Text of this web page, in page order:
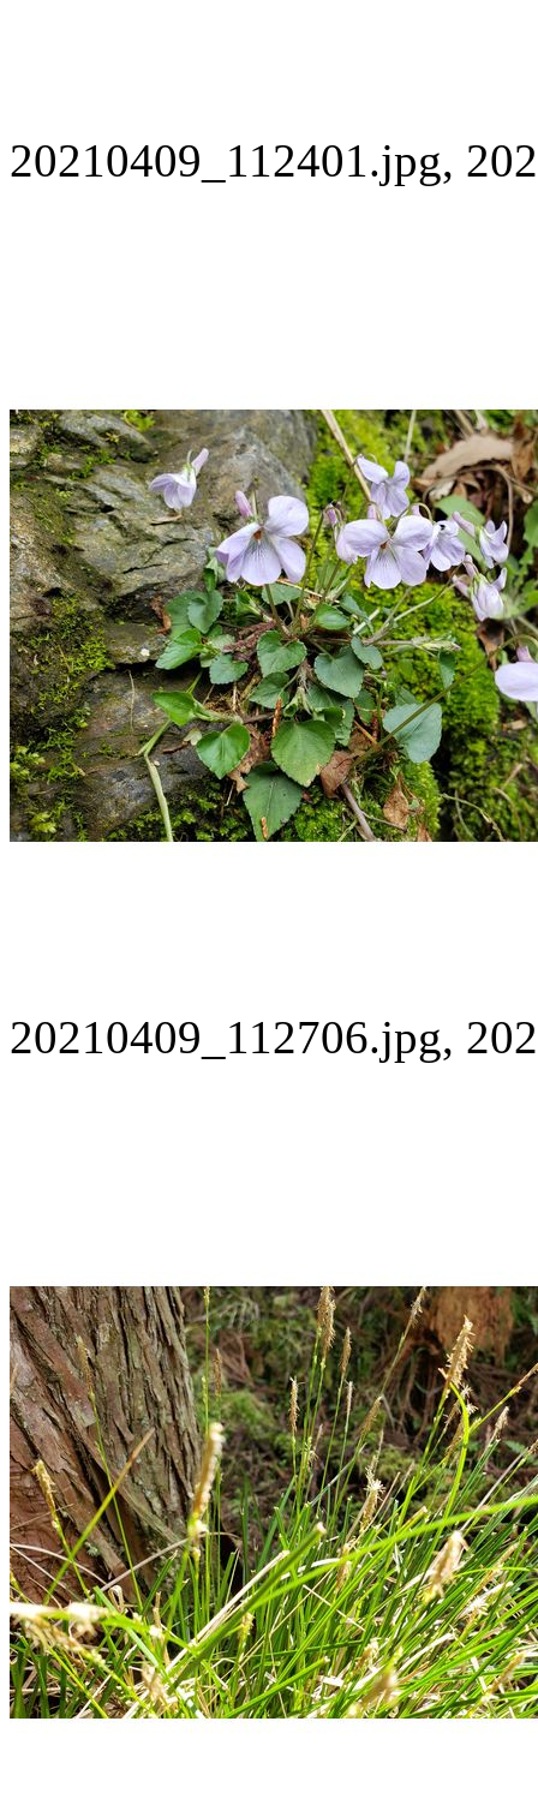
20210409_112401.jpg,
20210409_112706.jpg,